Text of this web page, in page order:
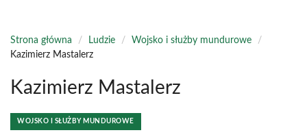
Strona główna / Ludzie / Wojsko i służby mundurowe
/
Kazimierz Mastalerz
Kazimierz Mastalerz
WOJSKO I SŁUŻBY MUNDUROWE